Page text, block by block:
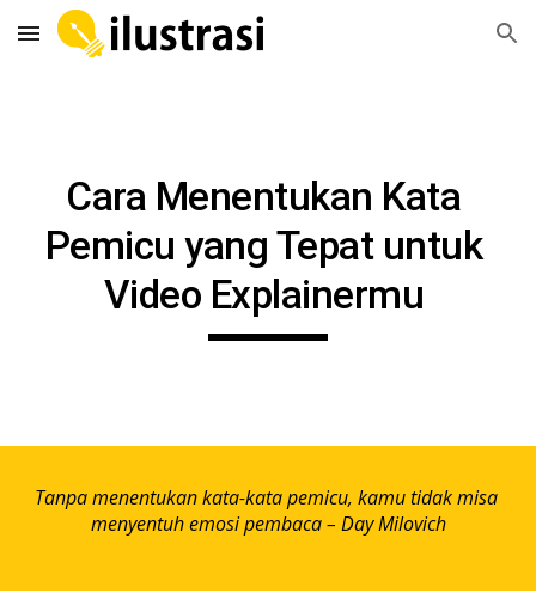
Skip to main content Skip to navigation
Cara Menentukan Kata
Pemicu yang Tepat untuk
Video Explainermu
Tanpa menentukan kata-kata pemicu, kamu tidak misa
menyentuh emosi pembaca – Day Milovich